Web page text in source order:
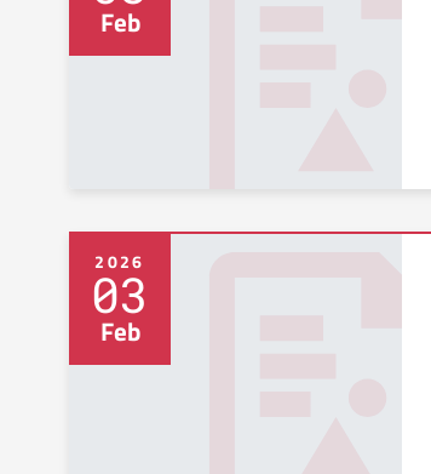
Feb
2026
03
Feb